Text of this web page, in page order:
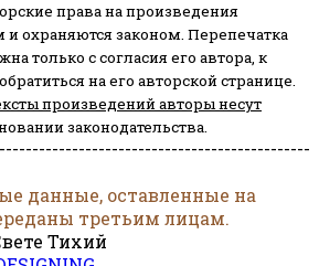
права на произведения
охраняются законом. Перепечатка
только с согласия его автора, к
на его авторской странице.
произведений авторы несут
законодательства.
данные, оставленные на
третьим лицам.
Тихий